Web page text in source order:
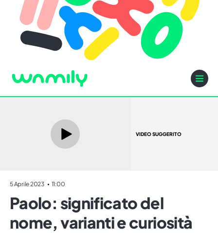
VIDEO SUGGERITO
5 Aprile 2023 11:00
Paolo: significato del
nome, varianti e curiosità